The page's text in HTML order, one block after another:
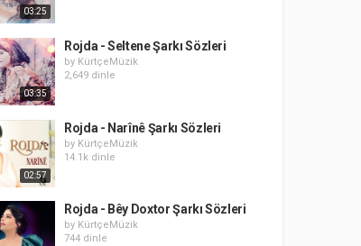
03:25
03:35
Rojda - Seltene Şarkı Sözleri
by KürtçeMüzik
2,649 dinle
02:57
Rojda - Narînê Şarkı Sözleri
by KürtçeMüzik
14.1k dinle
Rojda - Bêy Doxtor Şarkı Sözleri
by KürtçeMüzik
744 dinle